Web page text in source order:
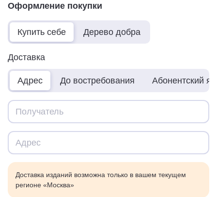
Оформление покупки
Купить себе Дерево добра
Доставка
Адрес До востребования Абонентский
Доставка изданий возможна только в вашем текущем
регионе «Москва»